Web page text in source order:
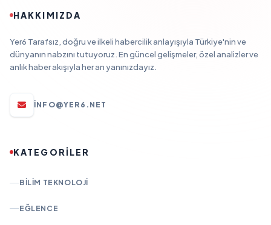
HAKKIMIZDA
Yer6 Tarafsız, doğru ve ilkeli habercilik anlayışıyla Türkiye'nin ve
dünyanın nabzını tutuyoruz. En güncel gelişmeler, özel analizler ve
anlık haber akışıyla her an yanınızdayız.
INFO@YER6.NET
KATEGORİLER
BILIM TEKNOLOJI
EĞLENCE